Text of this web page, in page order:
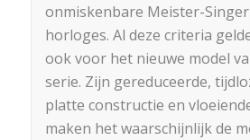
onmiskenbare Meister-
horloges. Al deze criteria
ook voor het nieuwe model
serie. Zijn gereduceerde,
platte constructie en
maken het waarschijnlijk de